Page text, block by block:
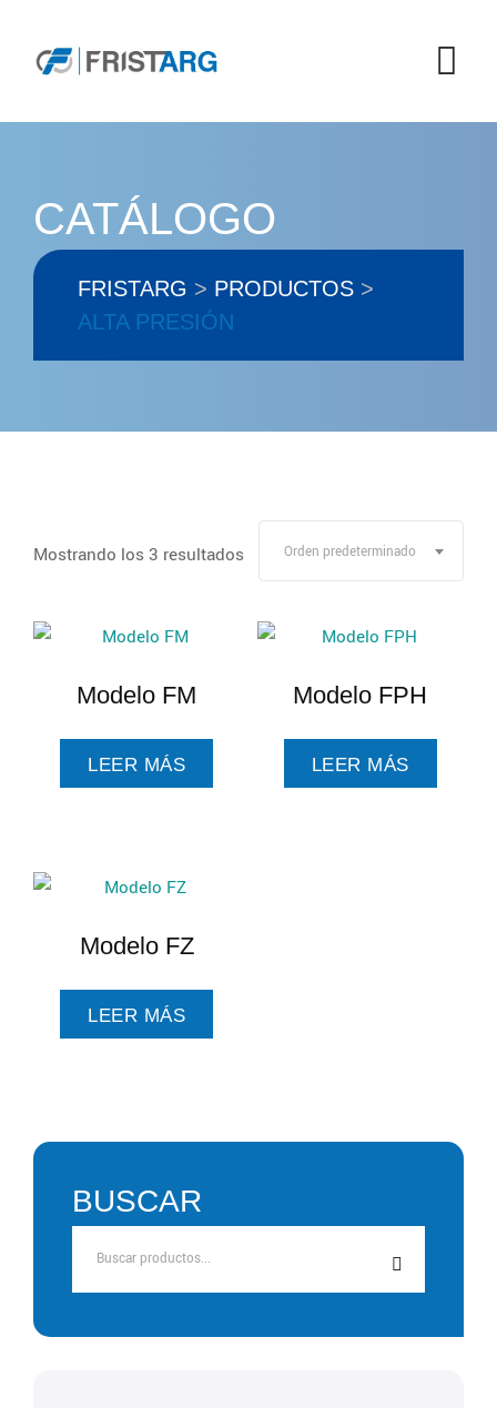
content
CATÁLOGO
FRISTARG > PRODUCTOS >
ALTA PRESIÓN
Mostrando los 3 resultados Orden predeterminado
Modelo FM
LEER MÁS
Modelo FPH
LEER MÁS
Modelo FZ
LEER MÁS
BUSCAR